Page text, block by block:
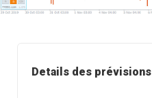
Details des prévisions